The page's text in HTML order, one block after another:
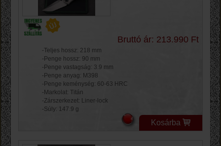
Bruttó ár: 213.990 Ft
-Teljes hossz: 218 mm
-Penge hossz: 90 mm
-Penge vastagság: 3.9 mm
-Penge anyag: M398
-Penge keménység: 60-63 HRC
-Markolat: Titán
-Zárszerkezet: Liner-lock
-Súly: 147.9 g
Kosárba